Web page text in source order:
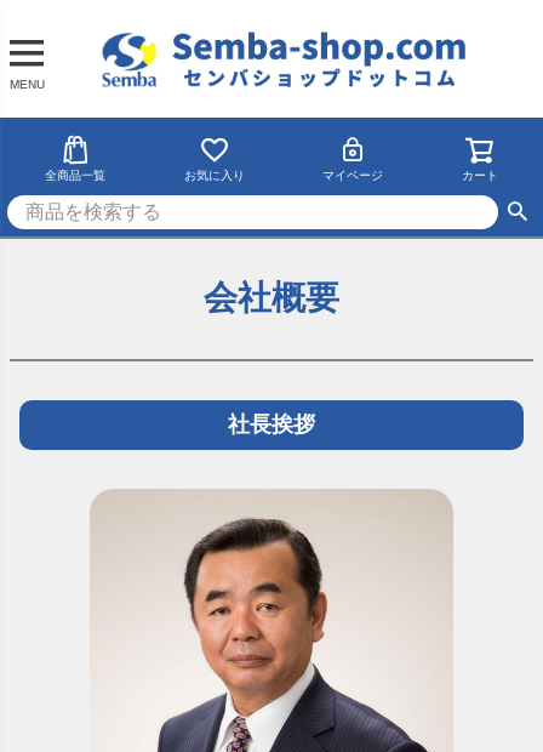
MENU
全商品一覧 お気に入り マイページ カート
会社概要
社長挨拶